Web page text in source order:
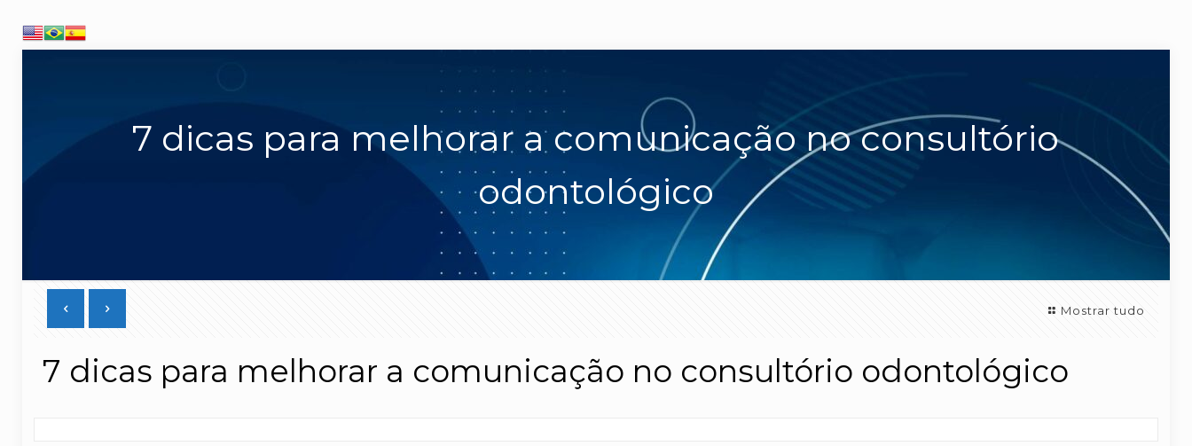
7 dicas para melhorar a comunicação no consultório
odontológico
Mostrar tudo
7 dicas para melhorar a comunicação no consultório odontológico